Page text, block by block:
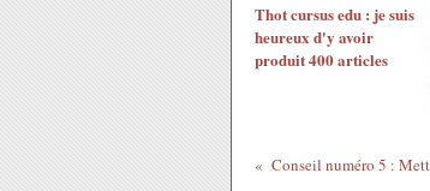
Thot cursus edu : je suis
heureux d'y avoir
produit 400 articles